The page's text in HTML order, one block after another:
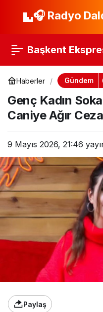
🎧 Radyo
Başkent
Haberler Gündem
Genç Kadın
Caniye Ağır Ceza
9 Mayıs 2026, 21:46
Paylaş
İmamoğlu’na Yönelik
Soruşturması